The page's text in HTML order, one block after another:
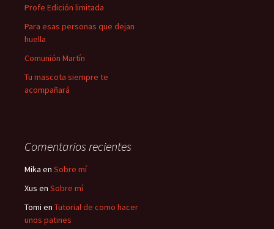
Profe Edición limitada
Para esas personas que dejan
huella
Comunión Martín
Tu mascota siempre te
acompañará
Comentarios recientes
Mika en Sobre mí
Xus en Sobre mí
Tomi en Tutorial de como hacer
unos patines